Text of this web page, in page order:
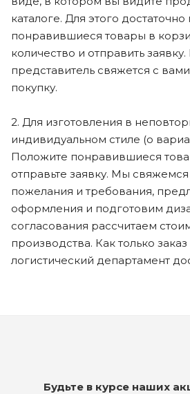
каталоге. Для этого
понравившиеся товары в
количество и отправить
представитель свяжется с
покупку.
2. Для изготовления в
индивидуальном стиле (о
Положите понравившиеся
отправьте заявку. Мы
пожелания и требования,
оформления и подготовим
согласования рассчитаем
производства. Как только
логистический департамент
Будьте в курсе наших